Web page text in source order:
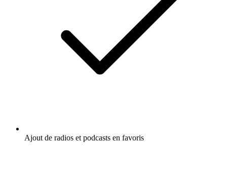
Ajout de radios et podcasts en favoris